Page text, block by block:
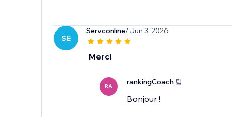
SE
Servconline/ Jun 3, 2026
Merci
RA rankingCoach 팀
Bonjour !